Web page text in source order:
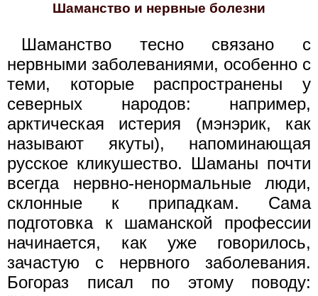
Шаманство и нервные болезни
Шаманство тесно связано с
нервными заболеваниями, особенно с
теми, которые распространены у
северных народов: например,
арктическая истерия (мэнэрик, как
называют якуты), напоминающая
русское кликушество. Шаманы почти
всегда нервно-ненормальные люди,
склонные к припадкам. Сама
подготовка к шаманской профессии
начинается, как уже говорилось,
зачастую с нервного заболевания.
Богораз писал по этому поводу: